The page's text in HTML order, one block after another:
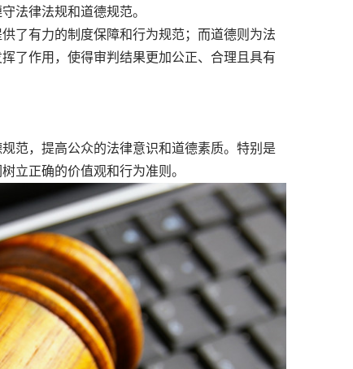
法律法规和道德规范。
有力的制度保障和行为规范；而道德则为法
了作用，使得审判结果更加公正、合理且具有
，提高公众的法律意识和道德素质。特别是
立正确的价值观和行为准则。